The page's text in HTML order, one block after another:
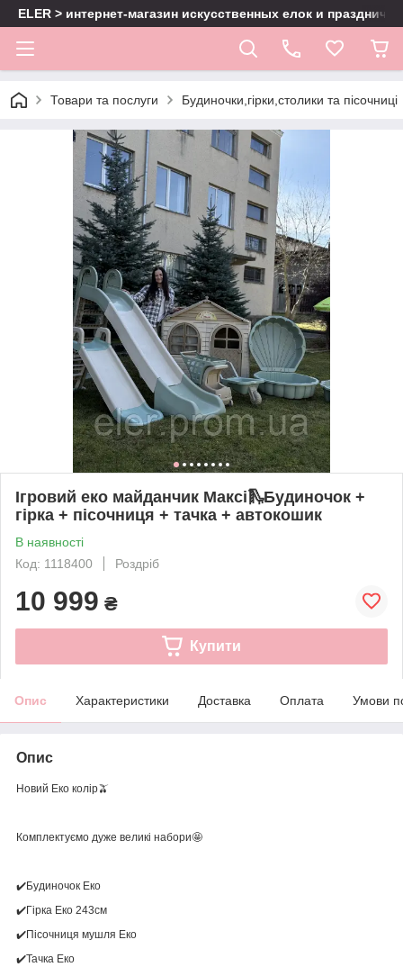
ELER > интернет-магазин искусственных елок и
Товари та послуги Будиночки,гірки,столики та пісочниці
Ігровий еко майданчик Максі🛝Будиночок +
гірка + пісочниця + тачка + автокошик
В наявності
Код: 1118400
Роздріб
10 999 ₴
Купити
Опис Характеристики Доставка Оплата Умови
Опис
Новий Еко колір🫒
Комплектуємо дуже великі набори🤩
✔️Будиночок Еко
✔️Гірка Еко 243см
✔️Пісочниця мушля Еко
✔️Тачка Еко